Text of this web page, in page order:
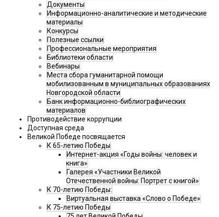
Документы
Информационно-аналитические и методические
материалы
Конкурсы
Полезные ссылки
Профессиональные мероприятия
Библиотеки области
Вебинары
Места сбора гуманитарной помощи
мобилизованным в муниципальных образованиях
Новгородской области
Банк информационно-библиографических
материалов
Противодействие коррупции
Доступная среда
Великой Победе посвящается
К 65-летию Победы
Интернет-акция «Годы войны: человек и
книга»
Галерея «Участники Великой
Отечественной войны: Портрет с книгой»
К 70-летию Победы:
Виртуальная выставка «Слово о Победе»
К 75-летию Победы